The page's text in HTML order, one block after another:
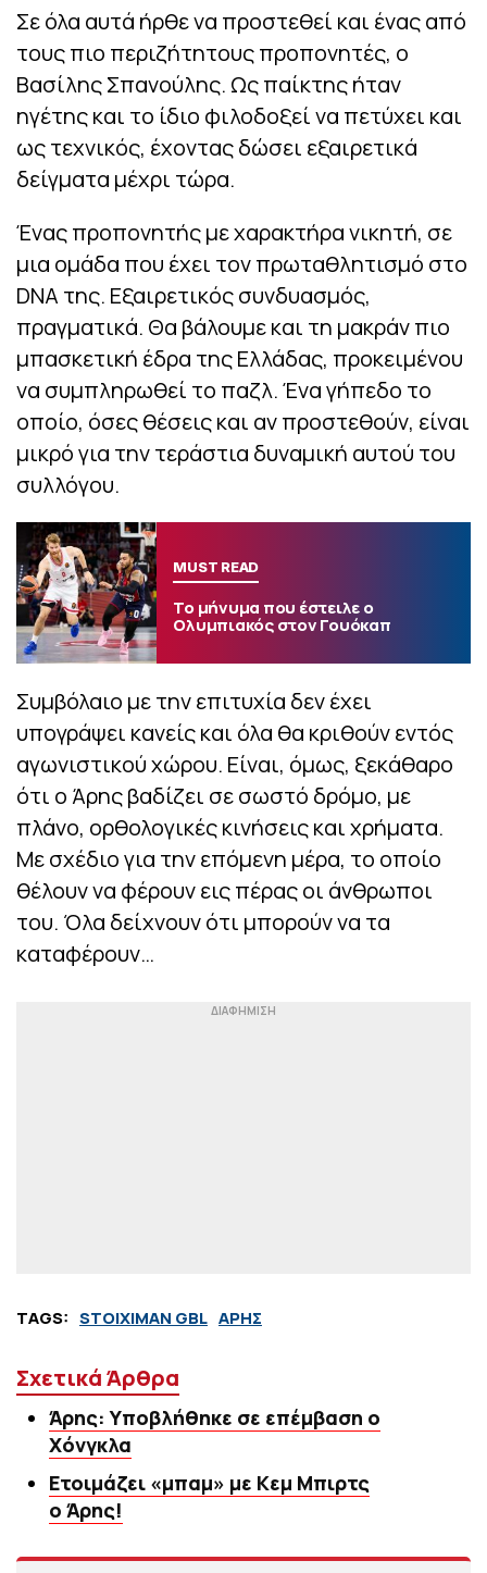
Σε όλα αυτά ήρθε να προστεθεί και ένας από
τους πιο περιζήτητους προπονητές, ο
Βασίλης Σπανούλης. Ως παίκτης ήταν
ηγέτης και το ίδιο φιλοδοξεί να πετύχει και
ως τεχνικός, έχοντας δώσει εξαιρετικά
δείγματα μέχρι τώρα.
Ένας προπονητής με χαρακτήρα νικητή, σε
μια ομάδα που έχει τον πρωταθλητισμό στο
DNA της. Εξαιρετικός συνδυασμός,
πραγματικά. Θα βάλουμε και τη μακράν πιο
μπασκετική έδρα της Ελλάδας, προκειμένου
να συμπληρωθεί το παζλ. Ένα γήπεδο το
οποίο, όσες θέσεις και αν προστεθούν, είναι
μικρό για την τεράστια δυναμική αυτού του
συλλόγου.
MUST READ
Το μήνυμα που έστειλε ο
Ολυμπιακός στον Γουόκαπ
Συμβόλαιο με την επιτυχία δεν έχει
υπογράψει κανείς και όλα θα κριθούν εντός
αγωνιστικού χώρου. Είναι, όμως, ξεκάθαρο
ότι ο Άρης βαδίζει σε σωστό δρόμο, με
πλάνο, ορθολογικές κινήσεις και χρήματα.
Με σχέδιο για την επόμενη μέρα, το οποίο
θέλουν να φέρουν εις πέρας οι άνθρωποι
του. Όλα δείχνουν ότι μπορούν να τα
καταφέρουν…
TAGS: STOIXIMAN GBL ΑΡΗΣ
Σχετικά Άρθρα
Άρης: Υποβλήθηκε σε επέμβαση ο
Χόνγκλα
Ετοιμάζει «μπαμ» με Κεμ Μπιρτς
ο Άρης!